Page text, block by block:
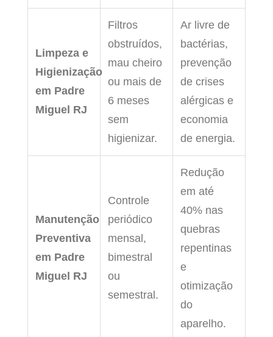
Limpeza e
Higienização
em Padre
Miguel RJ
Filtros
obstruídos,
mau cheiro
ou mais de
6 meses
sem
higienizar.
Ar livre de
bactérias,
prevenção
de crises
alérgicas e
economia
de energia.
Manutenção
Preventiva
em Padre
Miguel RJ
Controle
periódico
mensal,
bimestral
ou
semestral.
Redução
em até
40% nas
quebras
repentinas
e
otimização
do
aparelho.